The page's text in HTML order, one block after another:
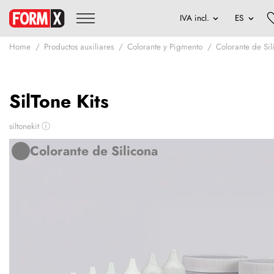
Home Productos auxiliares Colorante y Pigmento Colorante de
SilTone Kits
siltonekit ⓘ
Colorante de Silicona